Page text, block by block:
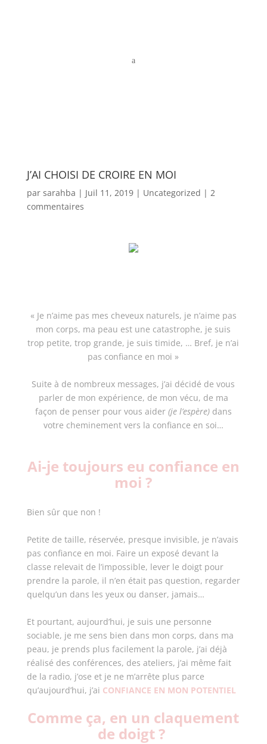
a
J’AI CHOISI DE CROIRE EN MOI
par sarahba | Juil 11, 2019| Uncategorized | 2
commentaires
« Je n’aime pas mes cheveux naturels, je n’aime pas
mon corps, ma peau est une catastrophe, je suis
trop petite, trop grande, je suis timide, … Bref, je n’ai
pas confiance en moi »
Suite à de nombreux messages, j’ai décidé de vous
parler de mon expérience, de mon vécu, de ma
façon de penser pour vous aider (je l’espère)dans
votre cheminement vers la confiance en soi…
Ai-je toujours eu confiance en
moi ?
Bien sûr que non !
Petite de taille, réservée, presque invisible, je n’avais
pas confiance en moi. Faire un exposé devant la
classe relevait de l’impossible, lever le doigt pour
prendre la parole, il n’en était pas question, regarder
quelqu’un dans les yeux ou danser, jamais…
Et pourtant, aujourd’hui, je suis une personne
sociable, je me sens bien dans mon corps, dans ma
peau, je prends plus facilement la parole, j’ai déjà
réalisé des conférences, des ateliers, j’ai même fait
de la radio, j’ose et je ne m’arrête plus parce
qu’aujourd’hui, j’ai CONFIANCE EN MON POTENTIEL
Comme ça, en un claquement
de doigt ?